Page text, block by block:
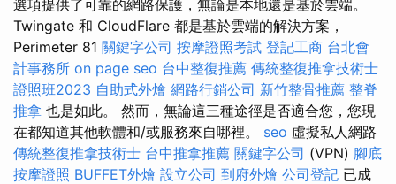
選項提供了可靠的網路保護，無論是本地還是基於雲端。
Twingate 和 CloudFlare 都是基於雲端的解決方案，
Perimeter 81 關鍵字公司 按摩證照考試 登記工商 台北會
計事務所 on page seo 台中整復推薦 傳統整復推拿技術士
證照班2023 自助式外燴 網路行銷公司 新竹整骨推薦 整脊
推拿 也是如此。 然而，無論這三種途徑是否適合您，您現
在都知道其他軟體和/或服務來自哪裡。 seo 虛擬私人網路
傳統整復推拿技術士 台中推拿推薦 關鍵字公司 (VPN) 腳底
按摩證照 BUFFET外燴 設立公司 到府外燴 公司登記 已成